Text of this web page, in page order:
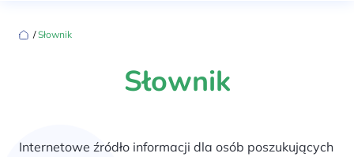
‏‏‎ ‎/‏‏‎ ‎Słownik
Słownik
Internetowe źródło informacji dla osób poszukujących